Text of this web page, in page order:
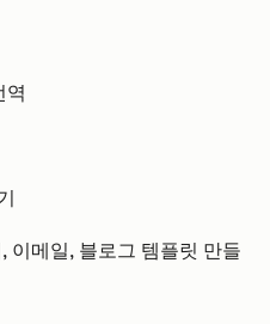
역
이메일, 블로그 템플릿 만들